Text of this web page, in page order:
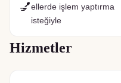
💅ellerde işlem yaptırma
isteğiyle
Hizmetler